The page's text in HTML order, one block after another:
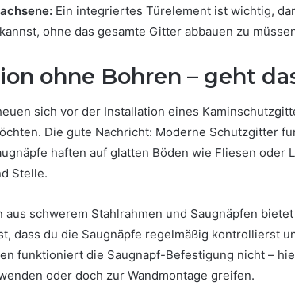
Ein integriertes Türelement ist wichtig,
ohne das gesamte Gitter abbauen zu
ohne Bohren – geht
sich vor der Installation eines
Die gute Nachricht: Moderne Schutzgitter
haften auf glatten Böden wie Fliesen oder
Stelle.
aus schwerem Stahlrahmen und Saugnäpfen
dass du die Saugnäpfe regelmäßig kontrollierst
funktioniert die Saugnapf-Befestigung nicht –
oder doch zur Wandmontage greifen.